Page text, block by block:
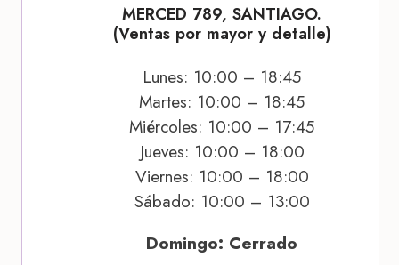
MERCED 789, SANTIAGO.
(Ventas por mayor y detalle)
Lunes: 10:00 – 18:45
Martes: 10:00 – 18:45
Miércoles: 10:00 – 17:45
Jueves: 10:00 – 18:00
Viernes: 10:00 – 18:00
Sábado: 10:00 – 13:00
Domingo: Cerrado